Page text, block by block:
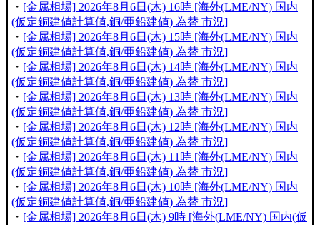
・ [金属相場] 2026年8月6日(木) 16時 [海外(LME/NY) 国内
(仮定銅建値計算値,銅/亜鉛建値) 為替 市況]
・ [金属相場] 2026年8月6日(木) 15時 [海外(LME/NY) 国内
(仮定銅建値計算値,銅/亜鉛建値) 為替 市況]
・ [金属相場] 2026年8月6日(木) 14時 [海外(LME/NY) 国内
(仮定銅建値計算値,銅/亜鉛建値) 為替 市況]
・ [金属相場] 2026年8月6日(木) 13時 [海外(LME/NY) 国内
(仮定銅建値計算値,銅/亜鉛建値) 為替 市況]
・ [金属相場] 2026年8月6日(木) 12時 [海外(LME/NY) 国内
(仮定銅建値計算値,銅/亜鉛建値) 為替 市況]
・ [金属相場] 2026年8月6日(木) 11時 [海外(LME/NY) 国内
(仮定銅建値計算値,銅/亜鉛建値) 為替 市況]
・ [金属相場] 2026年8月6日(木) 10時 [海外(LME/NY) 国内
(仮定銅建値計算値,銅/亜鉛建値) 為替 市況]
・ [金属相場] 2026年8月6日(木) 9時 [海外(LME/NY) 国内(仮